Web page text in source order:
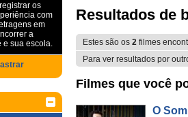
os
com
em
a
e sua escola.
Resultados de
Estes são os 2 filmes
Para ver resultados por
Filmes que você
O